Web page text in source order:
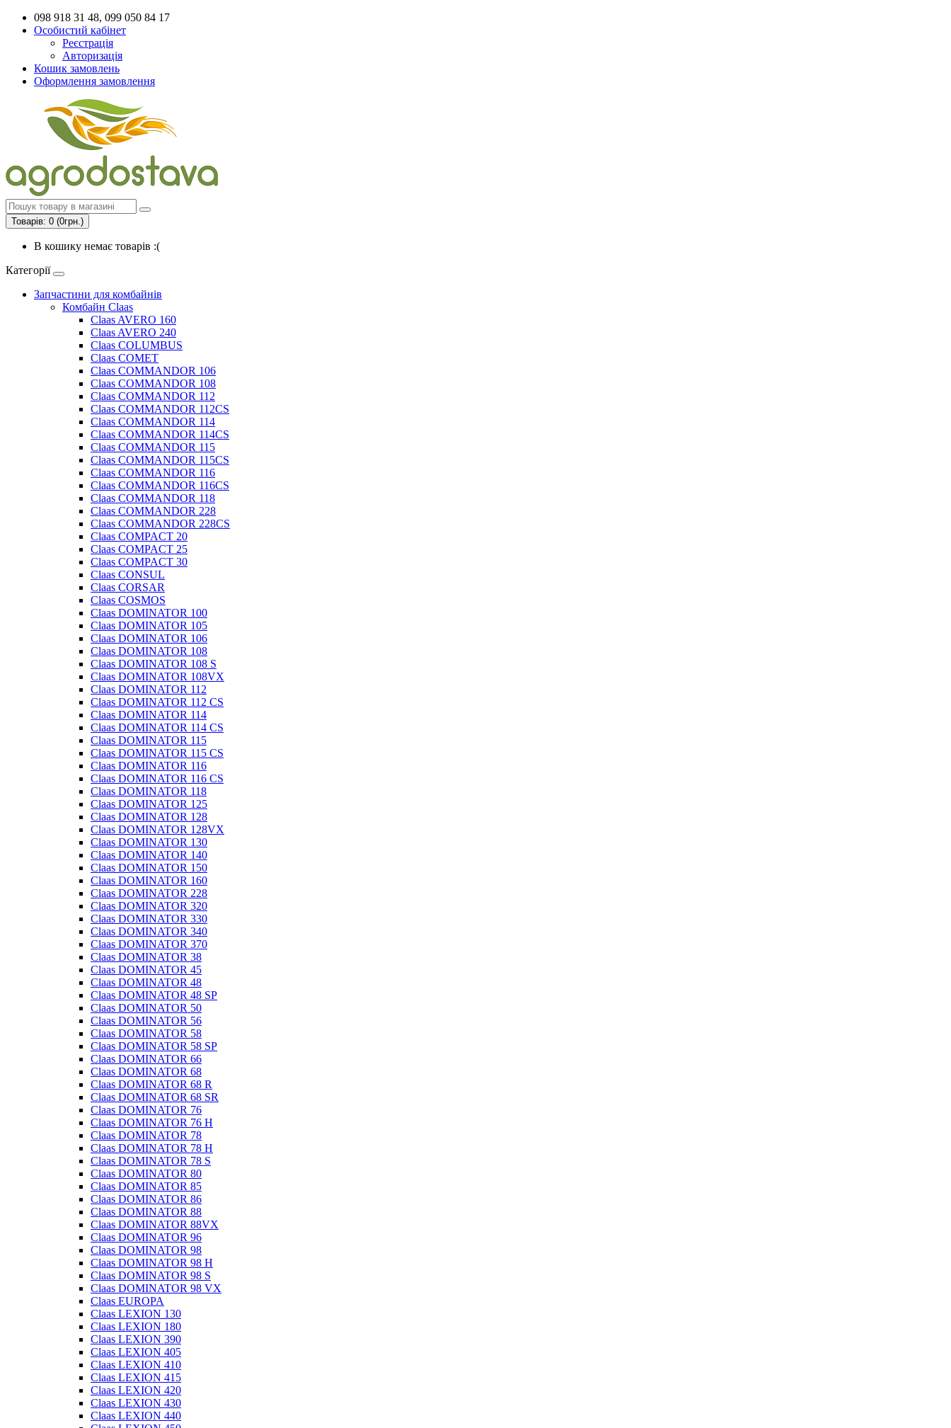
098 918 31 48, 099 050 84 17
Особистий кабінет
Реєстрація
Авторизація
Кошик замовлень
Оформлення замовлення
Товарів: 0 (0грн.)
В кошику немає товарів :(
Категорії
Запчастини для комбайнів
Комбайн Claas
Claas AVERO 160
Claas AVERO 240
Claas COLUMBUS
Claas COMET
Claas COMMANDOR 106
Claas COMMANDOR 108
Claas COMMANDOR 112
Claas COMMANDOR 112CS
Claas COMMANDOR 114
Claas COMMANDOR 114CS
Claas COMMANDOR 115
Claas COMMANDOR 115CS
Claas COMMANDOR 116
Claas COMMANDOR 116CS
Claas COMMANDOR 118
Claas COMMANDOR 228
Claas COMMANDOR 228CS
Claas COMPACT 20
Claas COMPACT 25
Claas COMPACT 30
Claas CONSUL
Claas CORSAR
Claas COSMOS
Claas DOMINATOR 100
Claas DOMINATOR 105
Claas DOMINATOR 106
Claas DOMINATOR 108
Claas DOMINATOR 108 S
Claas DOMINATOR 108VX
Claas DOMINATOR 112
Claas DOMINATOR 112 CS
Claas DOMINATOR 114
Claas DOMINATOR 114 CS
Claas DOMINATOR 115
Claas DOMINATOR 115 CS
Claas DOMINATOR 116
Claas DOMINATOR 116 CS
Claas DOMINATOR 118
Claas DOMINATOR 125
Claas DOMINATOR 128
Claas DOMINATOR 128VX
Claas DOMINATOR 130
Claas DOMINATOR 140
Claas DOMINATOR 150
Claas DOMINATOR 160
Claas DOMINATOR 228
Claas DOMINATOR 320
Claas DOMINATOR 330
Claas DOMINATOR 340
Claas DOMINATOR 370
Claas DOMINATOR 38
Claas DOMINATOR 45
Claas DOMINATOR 48
Claas DOMINATOR 48 SP
Claas DOMINATOR 50
Claas DOMINATOR 56
Claas DOMINATOR 58
Claas DOMINATOR 58 SP
Claas DOMINATOR 66
Claas DOMINATOR 68
Claas DOMINATOR 68 R
Claas DOMINATOR 68 SR
Claas DOMINATOR 76
Claas DOMINATOR 76 H
Claas DOMINATOR 78
Claas DOMINATOR 78 H
Claas DOMINATOR 78 S
Claas DOMINATOR 80
Claas DOMINATOR 85
Claas DOMINATOR 86
Claas DOMINATOR 88
Claas DOMINATOR 88VX
Claas DOMINATOR 96
Claas DOMINATOR 98
Claas DOMINATOR 98 H
Claas DOMINATOR 98 S
Claas DOMINATOR 98 VX
Claas EUROPA
Claas LEXION 130
Claas LEXION 180
Claas LEXION 390
Claas LEXION 405
Claas LEXION 410
Claas LEXION 415
Claas LEXION 420
Claas LEXION 430
Claas LEXION 440